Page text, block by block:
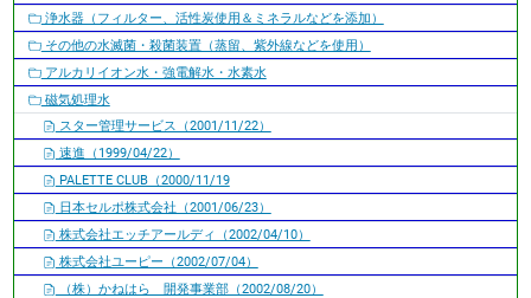
浄水器（フィルター、活性炭使用＆ミネラルなどを添加）
その他の水滅菌・殺菌装置（蒸留、紫外線などを使用）
アルカリイオン水・強電解水・水素水
磁気処理水
スター管理サービス（2001/11/22）
速進（1999/04/22）
PALETTE CLUB（2000/11/19
日本セルポ株式会社（2001/06/23）
株式会社エッチアールディ（2002/04/10）
株式会社ユーピー（2002/07/04）
（株）かねはら 開発事業部（2002/08/20）